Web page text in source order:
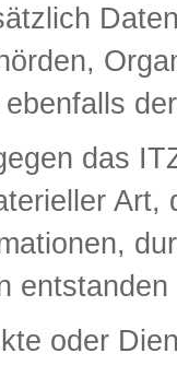
ebenfalls
das
oder